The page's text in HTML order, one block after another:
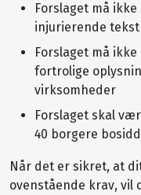
Forslaget må
injurierende tekst
Forslaget må
fortrolige
virksomheder
Forslaget skal
40 borgere
Når det er sikret, at
ovenstående krav,